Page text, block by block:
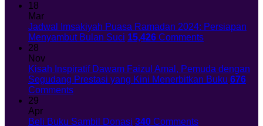
18
Mar
Jadwal Imsakiyah Puasa Ramadan 2024: Persiapan
Menyambut Bulan Suci 15,426 Comments
28
Nov
Kisah Inspiratif Dawam Faizul Amal, Pemuda dengan
Segudang Prestasi yang Kini Menerbitkan Buku 676
Comments
29
Apr
Beli Buku Sambil Donasi 340 Comments